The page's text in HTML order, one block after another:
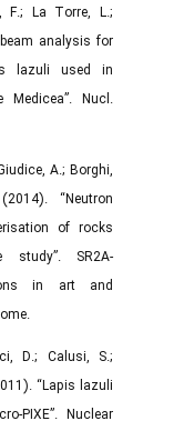
F.; La Torre, L.;
beam analysis for
lazuli used in
Medicea”. Nucl.
A.; Borghi,
“Neutron
of rocks
study”. SR2A-
in art and
D.; Calusi, S.;
“Lapis lazuli
PIXE”. Nuclear